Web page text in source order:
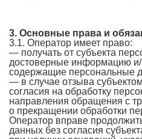
3. Основные права и
3.1. Оператор имеет право:
— получать от субъекта
достоверные информацию
содержащие персональные
— в случае отзыва
согласия на обработку
направления обращения с
о прекращении обработки
Оператор вправе
данных без согласия